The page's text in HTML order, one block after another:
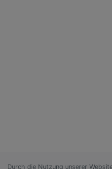
Durch die Nutzung unserer